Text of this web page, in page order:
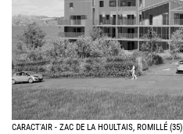
CARACT'AIR - ZAC DE LA HOULTAIS, ROMILLÉ (35)